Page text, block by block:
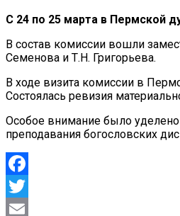
С 24 по 25 марта в Пермской
В состав комиссии вошли
Семенова и Т.Н. Григорьева.
В ходе визита комиссии в
Состоялась ревизия
Особое внимание было уделено
преподавания богословских
Facebook
Twitter